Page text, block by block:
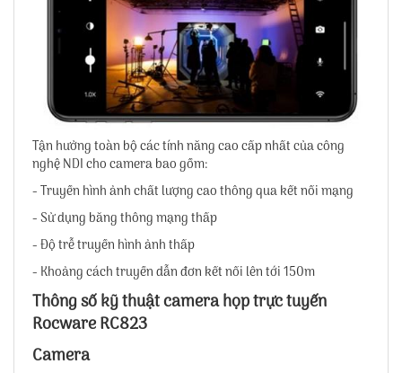
Tận hưởng toàn bộ các tính năng cao cấp nhất của công
nghệ NDI cho camera bao gồm:
- Truyền hình ảnh chất lượng cao thông qua kết nối mạng
- Sử dụng băng thông mạng thấp
- Độ trễ truyền hình ảnh thấp
- Khoảng cách truyền dẫn đơn kết nối lên tới 150m
Thông số kỹ thuật camera họp trực tuyến
Rocware RC823
Camera